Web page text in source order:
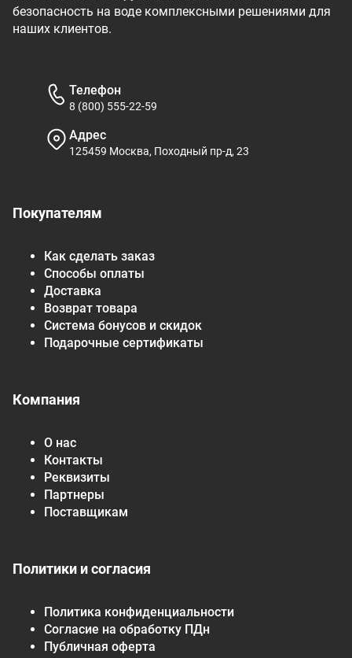
безопасность на воде комплексными решениями для
наших клиентов.
Покупателям
Как сделать заказ
Способы оплаты
Доставка
Возврат товара
Система бонусов и скидок
Подарочные сертификаты
Компания
О нас
Контакты
Реквизиты
Партнеры
Поставщикам
Политики и согласия
Политика конфиденциальности
Согласие на обработку ПДн
Публичная оферта
Телефон
8 (800) 555-22-59
Адрес
125459 Москва, Походный пр-д, 23